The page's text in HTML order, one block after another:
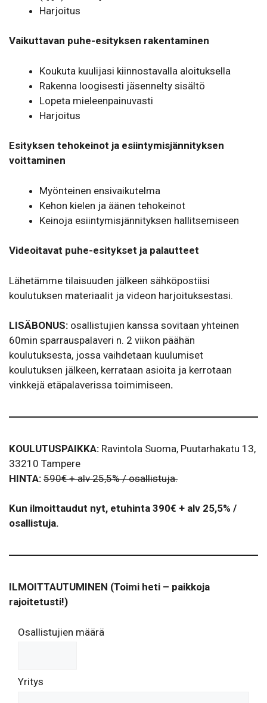
Harjoitus
Vaikuttavan puhe-esityksen rakentaminen
Koukuta kuulijasi kiinnostavalla aloituksella
Rakenna loogisesti jäsennelty sisältö
Lopeta mieleenpainuvasti
Harjoitus
Esityksen tehokeinot ja esiintymisjännityksen
voittaminen
Myönteinen ensivaikutelma
Kehon kielen ja äänen tehokeinot
Keinoja esiintymisjännityksen hallitsemiseen
Videoitavat puhe-esitykset ja palautteet
Lähetämme tilaisuuden jälkeen sähköpostiisi
koulutuksen materiaalit ja videon harjoituksestasi.
LISÄBONUS: osallistujien kanssa sovitaan yhteinen
60min sparrauspalaveri n. 2 viikon päähän
koulutuksesta, jossa vaihdetaan kuulumiset
koulutuksen jälkeen, kerrataan asioita ja kerrotaan
vinkkejä etäpalaverissa toimimiseen.
KOULUTUSPAIKKA: Ravintola Suoma, Puutarhakatu 13,
33210 Tampere
HINTA: 590€ + alv 25,5% / osallistuja.
Kun ilmoittaudut nyt, etuhinta 390€ + alv 25,5% /
osallistuja.
ILMOITTAUTUMINEN (Toimi heti – paikkoja
rajoitetusti!)
Osallistujien määrä
Yritys